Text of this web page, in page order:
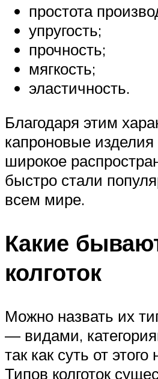
простота
упругость;
прочность;
мягкость;
эластичность.
Благодаря этим
капроновые
широкое
быстро стали
всем мире.
Какие
колготок
Можно назвать их
— видами,
так как суть от
Типов колготок